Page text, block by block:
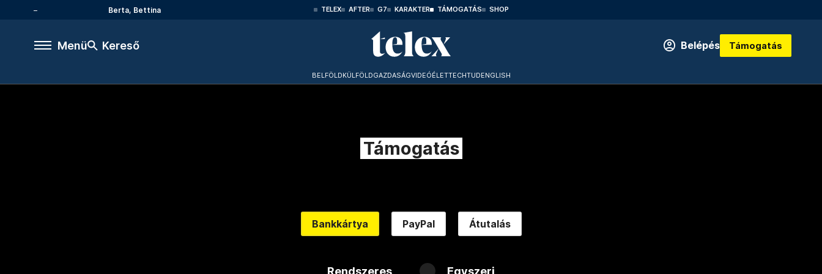
Berta, Bettina TELEX AFTER G7 KARAKTER TÁMOGATÁS SHOP
Menü Kereső Belépés Támogatás
BELFÖLDKÜLFÖLDGAZDASÁGVIDEÓÉLETTECHTUDENGLISH
Támogatás
Bankkártya PayPal Átutalás
Rendszeres Egyszeri